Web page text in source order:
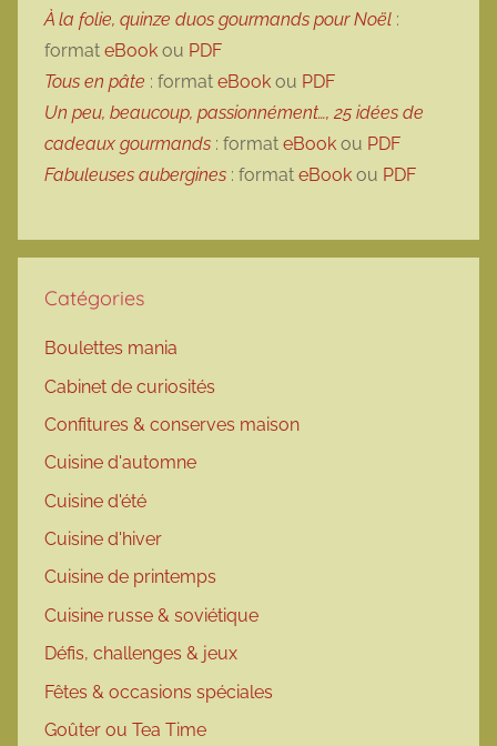
À la folie, quinze duos gourmands pour Noël :
format eBook ou PDF
Tous en pâte : format eBook ou PDF
Un peu, beaucoup, passionnément…, 25 idées de
cadeaux gourmands : format eBook ou PDF
Fabuleuses aubergines : format eBook ou PDF
Catégories
Boulettes mania
Cabinet de curiosités
Confitures & conserves maison
Cuisine d'automne
Cuisine d'été
Cuisine d'hiver
Cuisine de printemps
Cuisine russe & soviétique
Défis, challenges & jeux
Fêtes & occasions spéciales
Goûter ou Tea Time